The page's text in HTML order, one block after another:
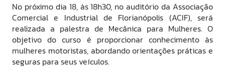
No próximo dia 18, às 18h30, no auditório da Associação
Comercial e Industrial de Florianópolis (ACIF), será
realizada a palestra de Mecânica para Mulheres. O
objetivo do curso é proporcionar conhecimento às
mulheres motoristas, abordando orientações práticas e
seguras para seus veículos.